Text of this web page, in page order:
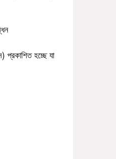
প্রকাশিত হচ্ছে যা